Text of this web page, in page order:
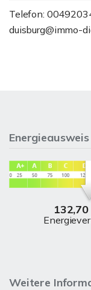
Telefon:
duisburg@immo-
Weitere